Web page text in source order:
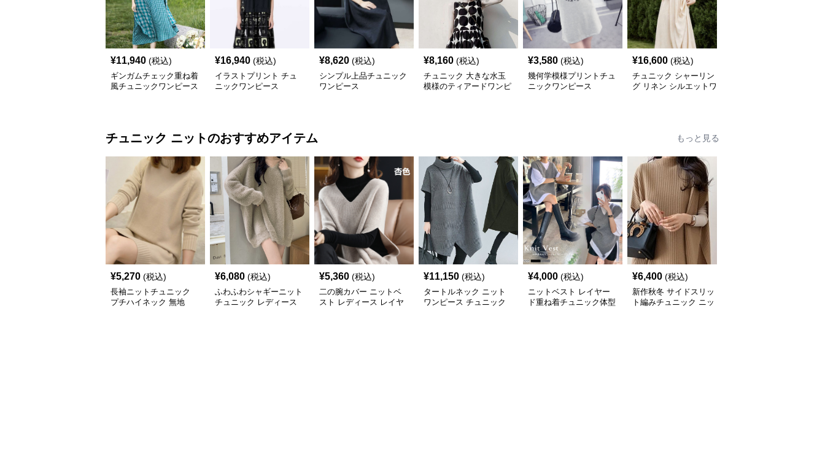
¥11,940 (税込)
ギンガムチェック重ね着
風チュニックワンピース
¥16,940 (税込)
イラストプリント チュ
ニックワンピース
¥8,620 (税込)
シンプル上品チュニック
ワンピース
¥8,160 (税込)
チュニック 大きな水玉
模様のティアードワンピ
¥3,580 (税込)
幾何学模様プリントチュ
ニックワンピース
¥16,600 (税込)
チュニック シャーリン
グ リネン シルエットワ
チュニック ニットのおすすめアイテム もっと見る
¥5,270 (税込)
長袖ニットチュニック
プチハイネック 無地
¥6,080 (税込)
ふわふわシャギーニット
チュニック レディース
¥5,360 (税込)
二の腕カバー ニットベ
スト レディース レイヤ
¥11,150 (税込)
タートルネック ニット
ワンピース チュニック
¥4,000 (税込)
ニットベスト レイヤー
ド重ね着チュニック体型
¥6,400 (税込)
新作秋冬 サイドスリッ
ト編みチュニック ニッ